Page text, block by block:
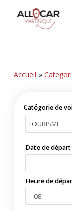
Accueil »
Catégorie de
Date de départ
Heure de